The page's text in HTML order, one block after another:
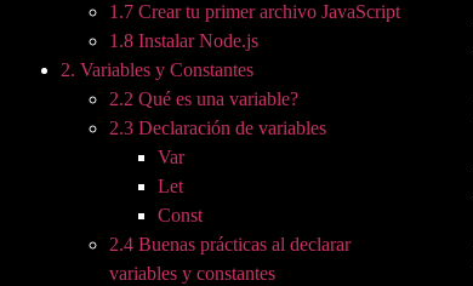
1.7 Crear tu primer archivo JavaScript
1.8 Instalar Node.js
2. Variables y Constantes
2.2 Qué es una variable?
2.3 Declaración de variables
Var
Let
Const
2.4 Buenas prácticas al declarar
variables y constantes